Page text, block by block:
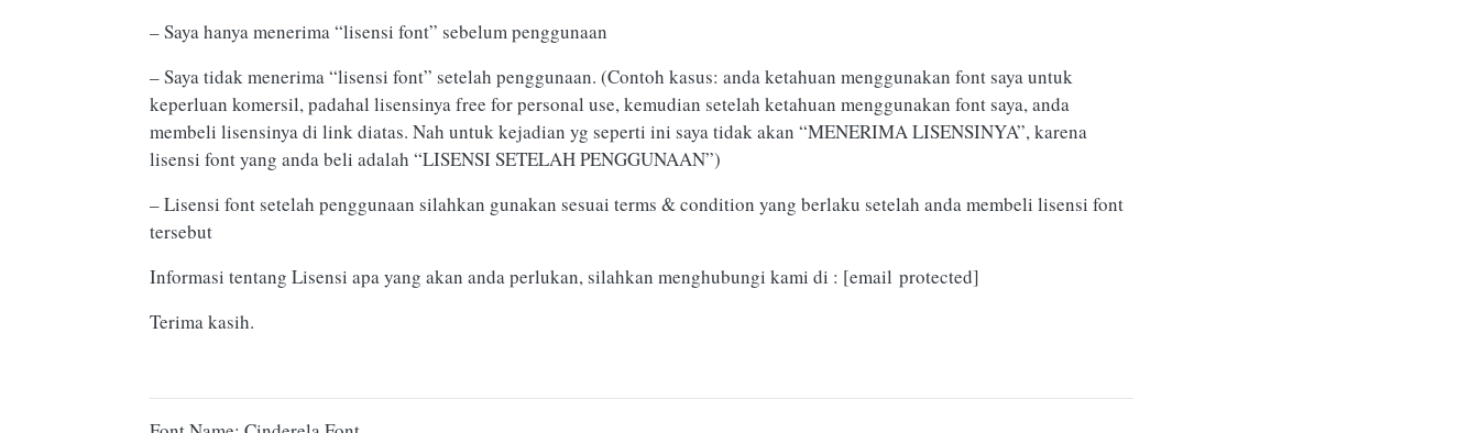
– Saya hanya menerima “lisensi font” sebelum penggunaan
– Saya tidak menerima “lisensi font” setelah penggunaan. (Contoh kasus: anda ketahuan menggunakan font saya untuk
keperluan komersil, padahal lisensinya free for personal use, kemudian setelah ketahuan menggunakan font saya, anda
membeli lisensinya di link diatas. Nah untuk kejadian yg seperti ini saya tidak akan “MENERIMA LISENSINYA”, karena
lisensi font yang anda beli adalah “LISENSI SETELAH PENGGUNAAN”)
– Lisensi font setelah penggunaan silahkan gunakan sesuai terms & condition yang berlaku setelah anda membeli lisensi font
tersebut
Informasi tentang Lisensi apa yang akan anda perlukan, silahkan menghubungi kami di : [email protected]
Terima kasih.